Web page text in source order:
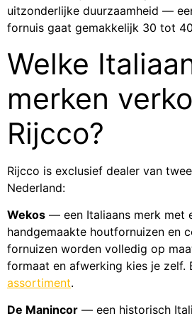
uitzonderlijke duurzaamheid —
fornuis gaat gemakkelijk 30 tot
Welke
merken
Rijcco?
Rijcco is exclusief dealer van
Nederland:
Wekos — een Italiaans merk met
handgemaakte houtfornuizen en
fornuizen worden volledig op
formaat en afwerking kies je zelf.
assortiment.
De Manincor — een historisch